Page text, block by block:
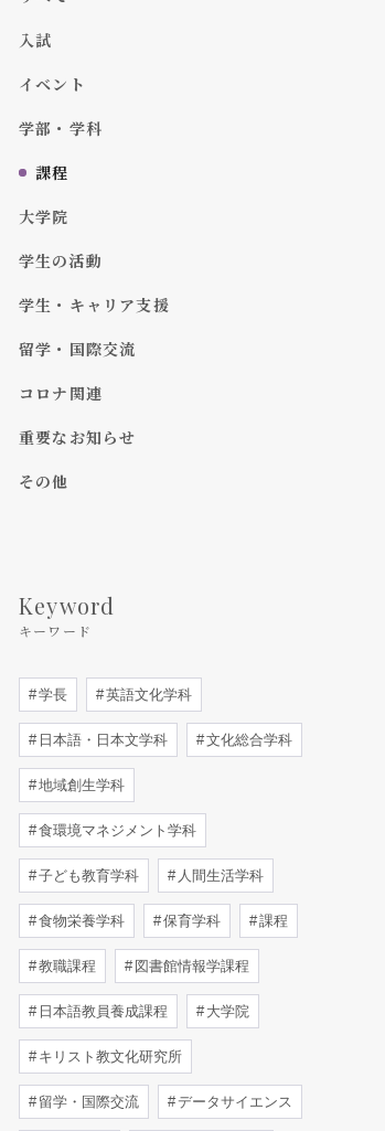
入試
イベント
学部・学科
課程
大学院
学生の活動
学生・キャリア支援
留学・国際交流
コロナ関連
重要なお知らせ
その他
Keyword
キーワード
学長 英語文化学科
日本語・日本文学科 文化総合学科
地域創生学科
食環境マネジメント学科
子ども教育学科 人間生活学科
食物栄養学科 保育学科 課程
教職課程 図書館情報学課程
日本語教員養成課程 大学院
キリスト教文化研究所
留学・国際交流 データサイエンス